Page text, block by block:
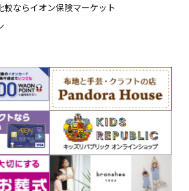
較ならイオン保険マーケット